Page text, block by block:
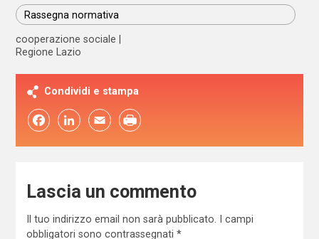
Rassegna normativa
cooperazione sociale
Regione Lazio
Condividi e stampa
FacebookLinkedIn Email
Lascia un commento
Il tuo indirizzo email non sarà pubblicato.
I campi
obbligatori sono contrassegnati *